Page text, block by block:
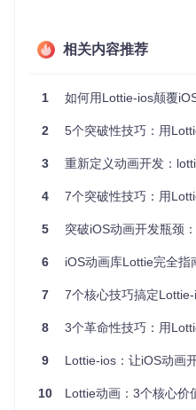
动画
定
24-
交互
动画
60fps稳
定
不可交
过渡
60fps稳
不支持
不同设备上的动画表现高度
完美呈现。
二、场景化应用：从
相关内容推荐
1 如何用Lottie-ios颠覆iOS动
2 5个突破性技巧：用Lottie-
3 重新定义动画开发：lottie-web
4 7个突破性技巧：用Lottie-
5 突破iOS动画开发瓶颈：
6 iOS动画库Lottie完全
7 7个核心技巧搞定
8 3个革命性技巧：用Lottie-ios实现
9 Lottie-ios：让iOS动画
10 Lottie动画：3个核心价值